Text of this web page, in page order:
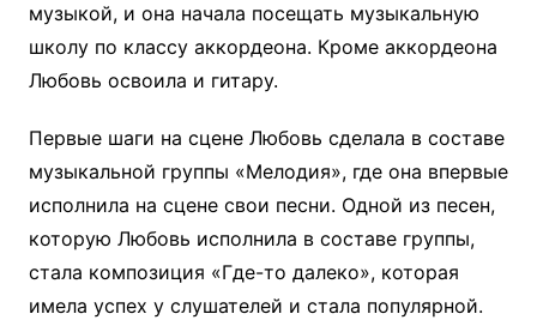
музыкой, и она начала посещать музыкальную
школу по классу аккордеона. Кроме аккордеона
Любовь освоила и гитару.
Первые шаги на сцене Любовь сделала в составе
музыкальной группы «Мелодия», где она впервые
исполнила на сцене свои песни. Одной из песен,
которую Любовь исполнила в составе группы,
стала композиция «Где-то далеко», которая
имела успех у слушателей и стала популярной.